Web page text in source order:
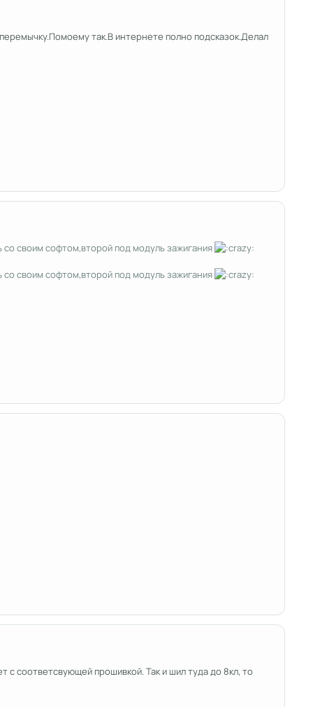
так.В интернете полно подсказок.Делал
своим софтом,второй под модуль зажигания
своим софтом,второй под модуль зажигания
соответсвующей прошивкой. Так и шил туда до 8кл, то